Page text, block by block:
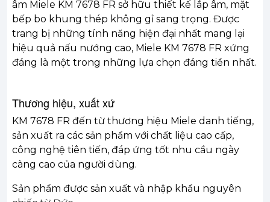
âm Miele KM 7678 FR sở hữu thiết kế lắp âm, mặt
bếp bo khung thép không gỉ sang trọng. Được
trang bị những tính năng hiện đại nhất mang lại
hiệu quả nấu nướng cao, Miele KM 7678 FR xứng
đáng là một trong những lựa chọn đáng tiền nhất.
Thương hiệu, xuất xứ
KM 7678 FR đến từ thương hiệu Miele danh tiếng,
sản xuất ra các sản phẩm với chất liệu cao cấp,
công nghệ tiên tiến, đáp ứng tốt nhu cầu ngày
càng cao của người dùng.
Sản phẩm được sản xuất và nhập khẩu nguyên